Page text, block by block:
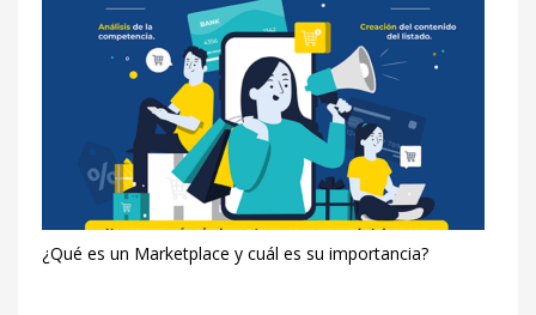
INFORMATICS
Logo
¿Qué es un Marketplace y cuál es su importancia?